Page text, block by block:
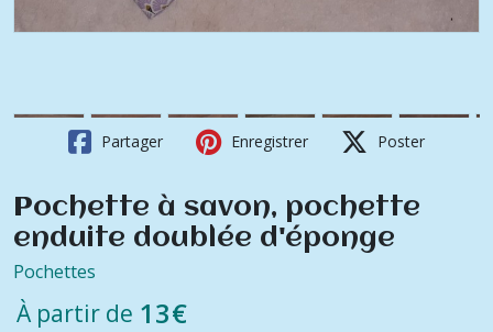
Partager Enregistrer Poster
Pochette à savon, pochette
enduite doublée d'éponge
Pochettes
À partir de 13€